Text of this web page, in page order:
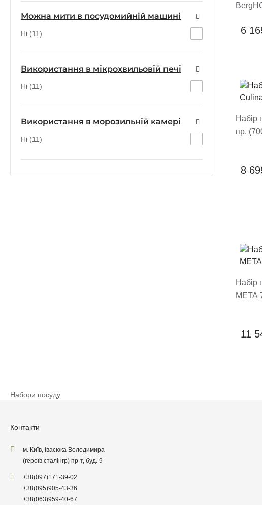
Можна мити в посудомийній машині
Ні (11)
Використання в мікрохвильовій печі
Ні (11)
Використання в морозильній камері
Ні (11)
6
Набір
пр.
8
Набір
META
11
Набори посуду
Контакти
м. Київ, Івасюка Володимира
(героїв сталінгр) пр-т, буд. 9
+38(097)171-39-02
+38(095)905-43-36
+38(063)959-40-67